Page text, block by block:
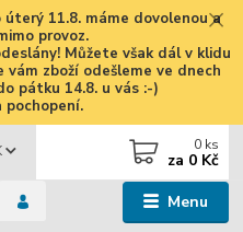
11.8. máme dovolenou a
provoz.
Můžete však dál v klidu
zboží odešleme ve dnech
pátku 14.8. u vás :-)
pochopení.
Menu
0 ks
za 0 Kč